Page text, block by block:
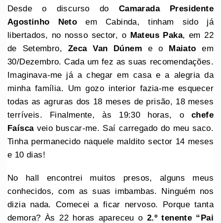
Desde o discurso do Camarada Presidente
Agostinho Netoem Cabinda, tinham sido já
libertados, no nosso sector, o Mateus Paka, em 22
de Setembro, Zeca Van Dúnem e o Maiato em
30/Dezembro. Cada um fez as suas recomendações.
Imaginava-me já a chegar em casa e a alegria da
minha família. Um gozo interior fazia-me esquecer
todas as agruras dos 18 meses de prisão, 18 meses
terríveis. Finalmente, às 19:30 horas, ochefe
Faíscaveio buscar-me. Saí carregado do meu saco.
Tinha permanecido naquele maldito sector 14 meses
e 10 dias!
No hall encontrei muitos presos, alguns meus
conhecidos, com as suas imbambas. Ninguém nos
dizia nada. Comecei a ficar nervoso. Porque tanta
demora? Às 22 horas apareceu o 2.º tenente “Pai